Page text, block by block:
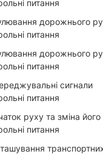
питання
дорожнього
питання
дорожнього
питання
сигнали
питання
руху та зміна
питання